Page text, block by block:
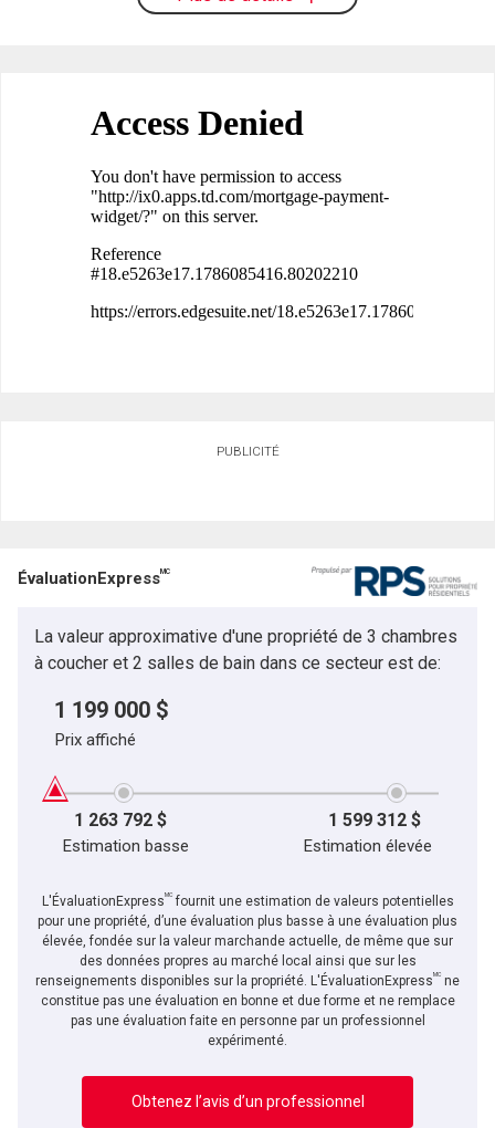
PUBLICITÉ
ÉvaluationExpressMC
La valeur approximative d'une propriété de 3 chambres
à coucher et 2 salles de bain dans ce secteur est de:
1 199 000 $
Prix affiché
1 263 792 $ 1 599 312 $
Estimation basse Estimation élevée
L'ÉvaluationExpressMCfournit une estimation de valeurs potentielles
pour une propriété, d’une évaluation plus basse à une évaluation plus
élevée, fondée sur la valeur marchande actuelle, de même que sur
des données propres au marché local ainsi que sur les
renseignements disponibles sur la propriété. L'ÉvaluationExpressMC ne
constitue pas une évaluation en bonne et due forme et ne remplace
pas une évaluation faite en personne par un professionnel
expérimenté.
Obtenez l’avis d’un professionnel